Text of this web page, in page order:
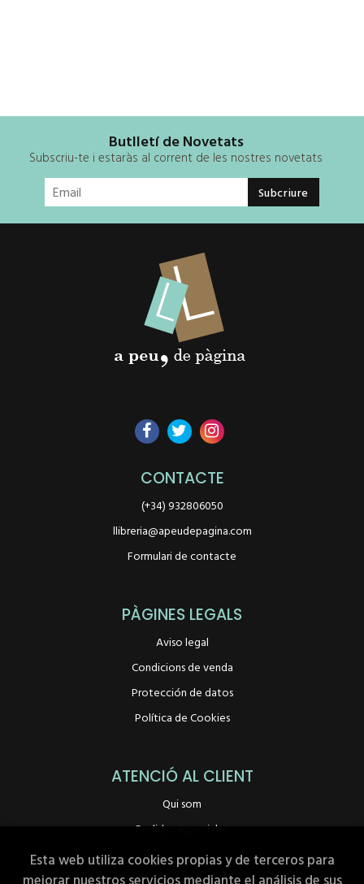
Butlletí de Novetats
Subscriu-te i estaràs al corrent de les nostres novetats
CONTACTE
(+34) 932806050
llibreria@apeudepagina.com
Formulari de contacte
PÀGINES LEGALS
Aviso legal
Condicions de venda
Protección de datos
Política de Cookies
ATENCIÓ AL CLIENT
Qui som
Pedidos especiales
Esta web utiliza cookies propias y de terceros para